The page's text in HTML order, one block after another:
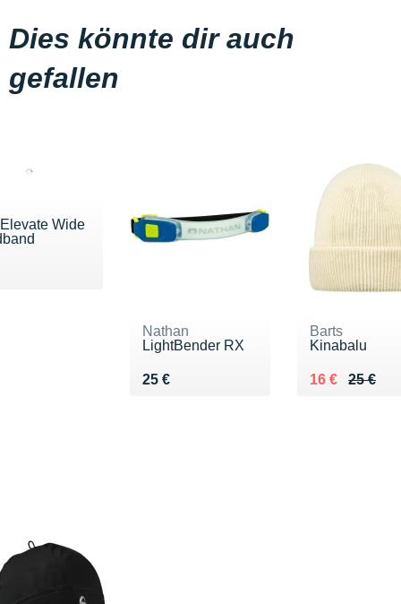
Dies könnte dir auch
gefallen
Wide
Nathan
LightBender RX
25 €
Vendu 25 €
Barts
Kinabalu
25 €
Au lieu de 25
16 €
Vendu 16 €